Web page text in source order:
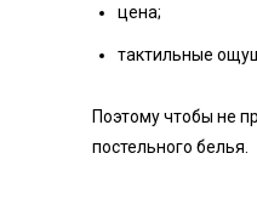
цена;
тактильные
Поэтому чтобы не
постельного белья.